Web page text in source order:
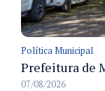
Política Municipal
07/08/2026